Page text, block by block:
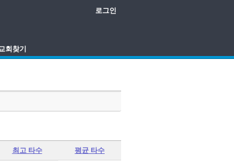
로그인
회찾기
최고 타수 평균 타수